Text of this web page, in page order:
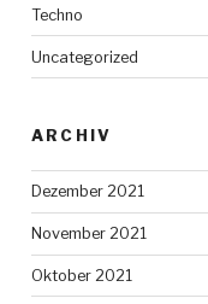
Techno
Uncategorized
ARCHIV
Dezember 2021
November 2021
Oktober 2021